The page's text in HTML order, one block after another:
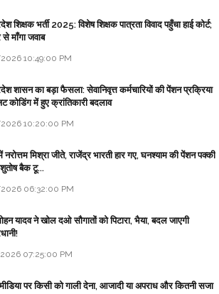
शिक्षक भर्ती 2025: विशेष शिक्षक पात्रता विवाद पहुँचा हाई कोर्ट;
माँगा जवाब
10:49:00 PM
शासन का बड़ा फैसला: सेवानिवृत्त कर्मचारियों की पेंशन प्रक्रिया
कोडिंग में हुए क्रांतिकारी बदलाव
10:20:00 PM
नरोत्तम मिश्रा जीते, राजेंद्र भारती हार गए, घनश्याम की पेंशन पक्की
बैक टू...
06:32:00 PM
यादव ने खोल दओ सौगातों को पिटारा, भैया, बदल जाएगी
07:25:00 PM
पर किसी को गाली देना, आजादी या अपराध और कितनी सजा